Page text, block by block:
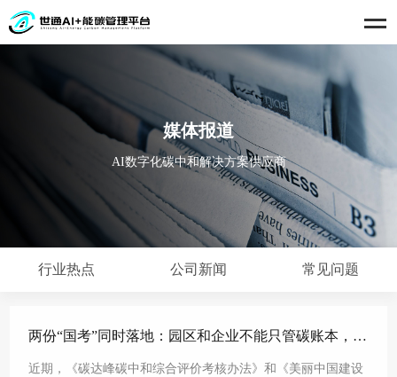
媒体报道
AI数字化碳中和解决方案供应商
行业热点 公司新闻 常见问题
两份“国考”同时落地：园区和企业不能只管碳账本，还要管生态成绩单?
近期，《碳达峰碳中和综合评价考核办法》和《美丽中国建设